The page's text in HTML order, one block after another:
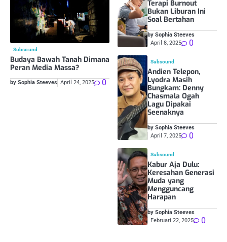
Subsound
Budaya Bawah Tanah Dimana
Peran Media Massa?
by Sophia Steeves April 24, 2025 0
Terapi Burnout
Bukan Liburan Ini
Soal Bertahan
by Sophia Steeves
April 8, 2025
0
Subsound
Andien Telepon,
Lyodra Masih
Bungkam: Denny
Chasmala Ogah
Lagu Dipakai
Seenaknya
by Sophia Steeves
April 7, 2025
0
Subsound
Kabur Aja Dulu:
Keresahan Generasi
Muda yang
Mengguncang
Harapan
by Sophia Steeves
Februari 22, 2025
0